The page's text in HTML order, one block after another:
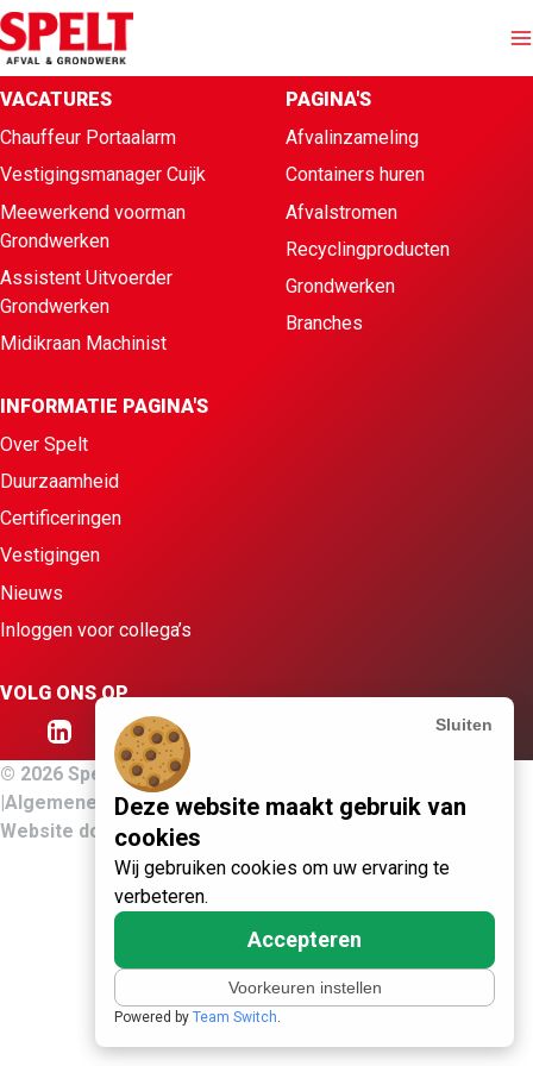
Afvalinzameling
Containers huren
Grondwerken
Offerte
Klantportaal
Nieuws
Contact
VACATURES
Chauffeur Portaalarm
Vestigingsmanager Cuijk
Meewerkend voorman
Grondwerken
Assistent Uitvoerder
Grondwerken
Midikraan Machinist
PAGINA'S
Afvalinzameling
Containers huren
Afvalstromen
Recyclingproducten
Grondwerken
Branches
INFORMATIE PAGINA'S
Over Spelt
Duurzaamheid
Certificeringen
Vestigingen
Nieuws
Inloggen voor collega’s
VOLG ONS OP
© 2026 Spelt Afval & Grondwerken
Algemene voorwaarden Privacyverklaring Cookiebeleid
Website doorTeam Switch
Sluiten
Deze website maakt gebruik van
cookies
Wij gebruiken cookies om uw ervaring te
verbeteren.
Accepteren
Voorkeuren instellen
Powered by Team Switch.